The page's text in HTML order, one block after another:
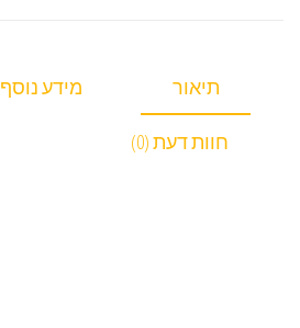
תיאור מידע נוסף
חוות דעת (0)